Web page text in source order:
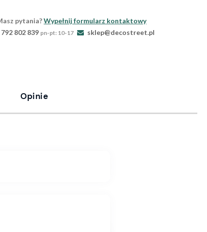
pytania?Wypełnij formularz kontaktowy
792 802 839 pn-pt: 10-17 sklep@decostreet.pl
Opinie